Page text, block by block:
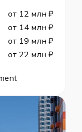
от 12 млн ₽
от 14 млн ₽
от 19 млн ₽
от 22 млн ₽